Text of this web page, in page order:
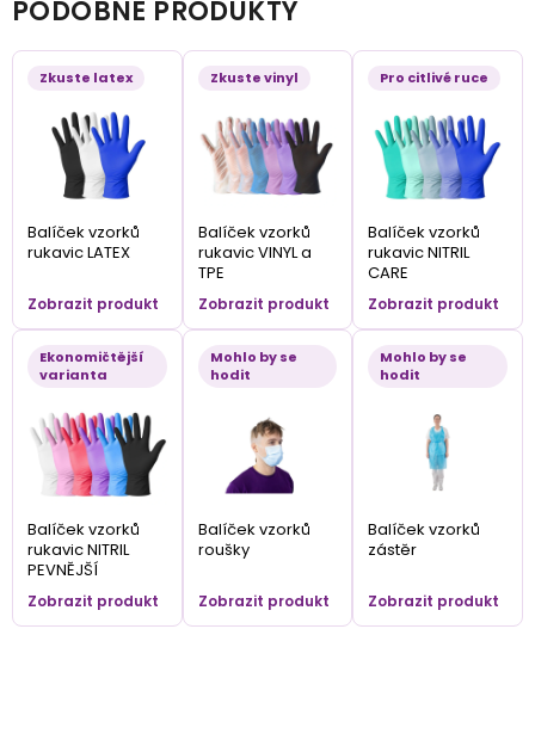
PODOBNÉ PRODUKTY
Zkuste latex
Balíček vzorků
rukavic LATEX
Zobrazit produkt
Zkuste vinyl
Balíček vzorků
rukavic VINYL a
TPE
Zobrazit produkt
Pro citlivé ruce
Balíček vzorků
rukavic NITRIL
CARE
Zobrazit produkt
Ekonomičtější
varianta
Balíček vzorků
rukavic NITRIL
PEVNĚJŠÍ
Zobrazit produkt
Mohlo by se
hodit
Balíček vzorků
roušky
Zobrazit produkt
Mohlo by se
hodit
Balíček vzorků
zástěr
Zobrazit produkt